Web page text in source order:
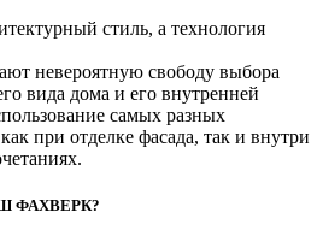
стиль, а технология
невероятную свободу выбора
вида дома и его внутренней
самых разных
при отделке фасада, так и внутри
ФАХВЕРК?